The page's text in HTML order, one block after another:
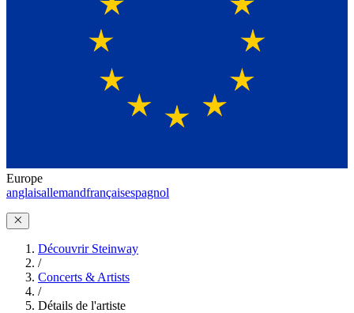
Europe
anglaisallemandfrançaisespagnol
Découvrir Steinway
/
Concerts & Artists
/
Détails de l'artiste